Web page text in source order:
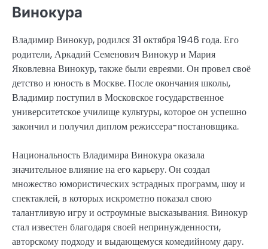
Винокура
Владимир Винокур, родился 31 октября 1946 года. Его
родители, Аркадий Семенович Винокур и Мария
Яковлевна Винокур, также были евреями. Он провел своё
детство и юность в Москве. После окончания школы,
Владимир поступил в Московское государственное
университетское училище культуры, которое он успешно
закончил и получил диплом режиссера-постановщика.
Национальность Владимира Винокура оказала
значительное влияние на его карьеру. Он создал
множество юмористических эстрадных программ, шоу и
спектаклей, в которых искрометно показал свою
талантливую игру и остроумные высказывания. Винокур
стал известен благодаря своей непринужденности,
авторскому подходу и выдающемуся комедийному дару.